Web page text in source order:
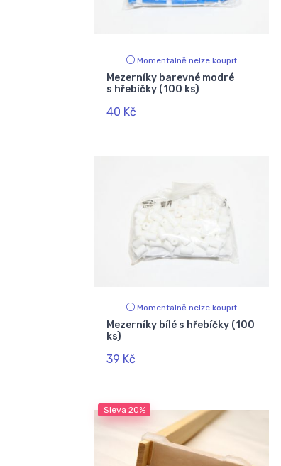
Momentálně nelze koupit
Mezerníky barevné modré
s hřebíčky (100 ks)
40 Kč
Momentálně nelze koupit
Mezerníky bílé s hřebíčky (100
ks)
39 Kč
Sleva 20%